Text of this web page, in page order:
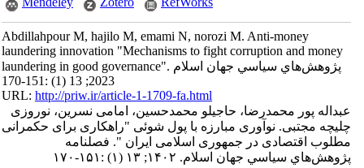
Abdillahpour M, hajilo M, emami N, norozi M. Anti-money
laundering innovation "Mechanisms to fight corruption and money
laundering in good governance". پژوهش‌هاي سياسي جهان اسلام
2023; 13 (1) :151-170
URL:http://priw.ir/article-1-1709-fa.html
عبداله پور محمدرضا، حاجیلو محمدحسین، امامی نسرین، نوروزی
چلیچه مجتبی. نوآوری مبارزه با پول شوئی "راهکاری برای حکمرانی
مطلوب اقتصادی در جمهوری اسلامی ایران ". فصلنامه
پژوهش‌هاي سياسي جهان اسلام. ۱۴۰۲; ۱۳ (۱) :۱۵۱-۱۷۰